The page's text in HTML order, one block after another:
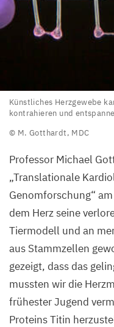
Künstliches
Herzgewebe
kann
gegen
einen
Widerstand
kontrahieren
und
entspannen.
Gotthardt,
MDC
Künstliches Herzgewebe
kontrahieren und
© M. Gotthardt, MDC
Professor Michael
„Translationale
Genomforschung“
dem Herz seine
Tiermodell und an
aus Stammzellen
gezeigt, dass das
mussten wir die
frühester Jugend
Proteins Titin